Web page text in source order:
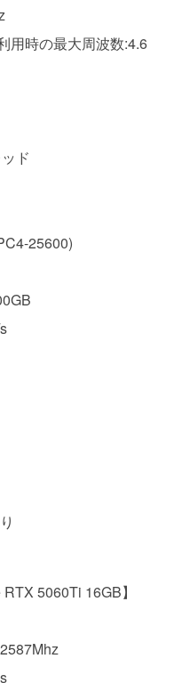
用時の最大周波数:4.6
ド
25600)
5060Ti 16GB】